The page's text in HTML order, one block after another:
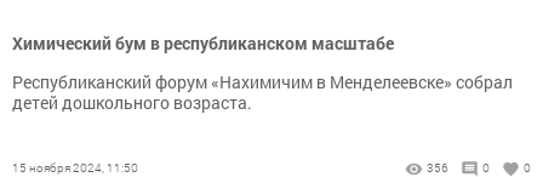
Химический бум в республиканском масштабе
Республиканский форум «Нахимичим в Менделеевске» собрал
детей дошкольного возраста.
15 ноября 2024, 11:50 356 0 0